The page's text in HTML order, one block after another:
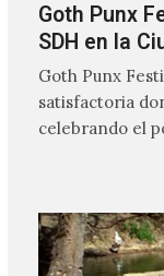
Goth Punx
SDH en la
Goth Punx
satisfactoria
celebrando el